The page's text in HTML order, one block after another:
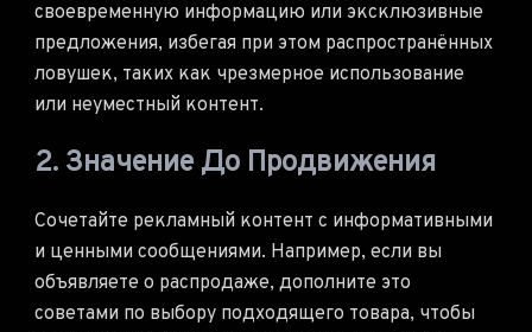
своевременную информацию или эксклюзивные
предложения, избегая при этом распространённых
ловушек, таких как чрезмерное использование
или неуместный контент.
2. Значение До Продвижения
Сочетайте рекламный контент с информативными
и ценными сообщениями. Например, если вы
объявляете о распродаже, дополните это
советами по выбору подходящего товара, чтобы